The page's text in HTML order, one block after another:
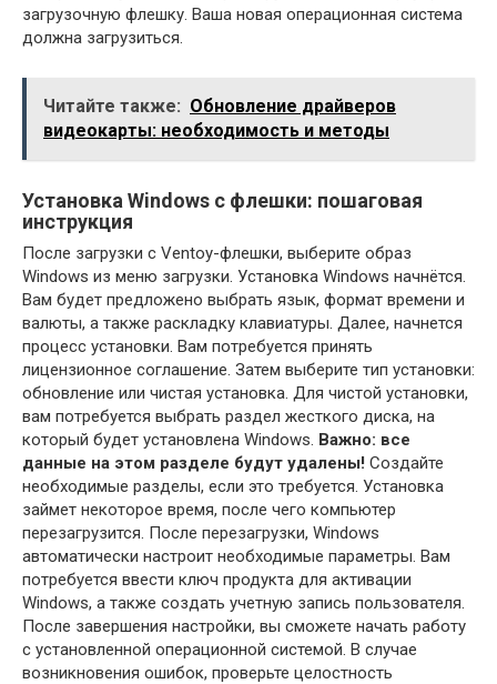
загрузочную флешку. Ваша новая операционная система
должна загрузиться.
Читайте также: Обновление драйверов
видеокарты: необходимость и методы
Установка Windows с флешки: пошаговая
инструкция
После загрузки с Ventoy-флешки, выберите образ
Windows из меню загрузки. Установка Windows начнётся.
Вам будет предложено выбрать язык, формат времени и
валюты, а также раскладку клавиатуры. Далее, начнется
процесс установки. Вам потребуется принять
лицензионное соглашение. Затем выберите тип установки:
обновление или чистая установка. Для чистой установки,
вам потребуется выбрать раздел жесткого диска, на
который будет установлена Windows. Важно: все
данные на этом разделе будут удалены! Создайте
необходимые разделы, если это требуется. Установка
займет некоторое время, после чего компьютер
перезагрузится. После перезагрузки, Windows
автоматически настроит необходимые параметры. Вам
потребуется ввести ключ продукта для активации
Windows, а также создать учетную запись пользователя.
После завершения настройки, вы сможете начать работу
с установленной операционной системой. В случае
возникновения ошибок, проверьте целостность